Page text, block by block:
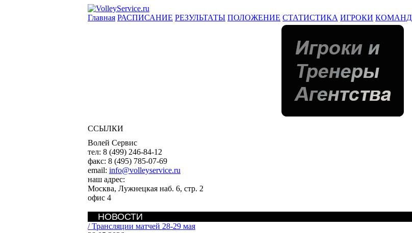
Главная РАСПИСАНИЕ РЕЗУЛЬТАТЫ ПОЛОЖЕНИЕ СТАТИСТИКА ИГРОКИ
ССЫЛКИ
Волей Сервис
тел: 8 (499) 246-84-12
факс: 8 (495) 785-07-69
email: info@volleyservice.ru
наш адрес:
Москва, Лужнецкая наб. 6, стр. 2
офис 4
НОВОСТИ
/Трансляции матчей 28-29 мая